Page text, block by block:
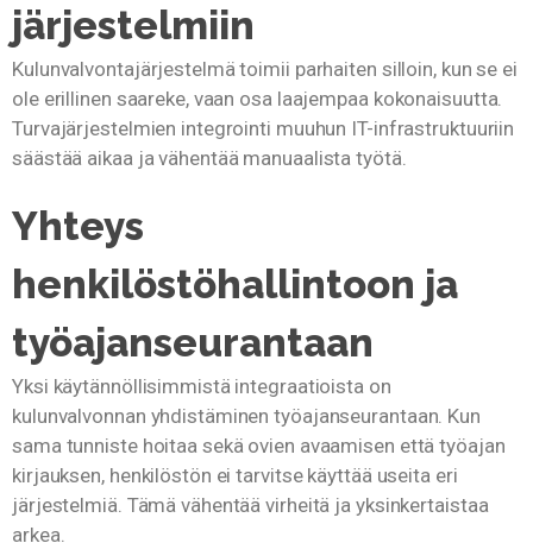
järjestelmiin
Kulunvalvontajärjestelmä toimii parhaiten silloin, kun se ei
ole erillinen saareke, vaan osa laajempaa kokonaisuutta.
Turvajärjestelmien integrointi muuhun IT-infrastruktuuriin
säästää aikaa ja vähentää manuaalista työtä.
Yhteys
henkilöstöhallintoon ja
työajanseurantaan
Yksi käytännöllisimmistä integraatioista on
kulunvalvonnan yhdistäminen työajanseurantaan. Kun
sama tunniste hoitaa sekä ovien avaamisen että työajan
kirjauksen, henkilöstön ei tarvitse käyttää useita eri
järjestelmiä. Tämä vähentää virheitä ja yksinkertaistaa
arkea.